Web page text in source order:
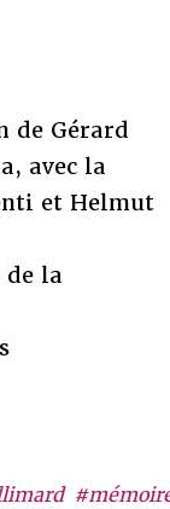
de Gérard
avec la
et Helmut
la